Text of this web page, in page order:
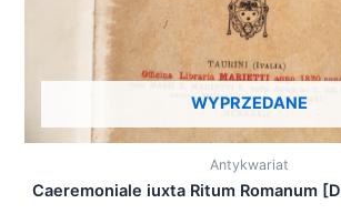
WYPRZEDANE
Antykwariat
Caeremoniale iuxta Ritum Romanum